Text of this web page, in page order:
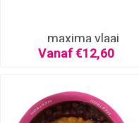
maxima vlaai
Vanaf €12,60